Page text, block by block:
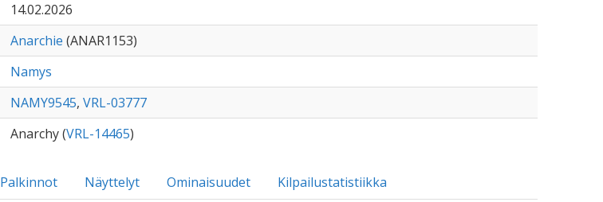
14.02.2026
Anarchie (ANAR1153)
Namys
NAMY9545, VRL-03777
Anarchy (VRL-14465)
Palkinnot Näyttelyt Ominaisuudet Kilpailustatistiikka